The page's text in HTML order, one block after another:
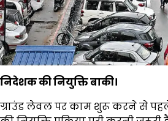
निदेशक की नियुक्ति बाकी।
ग्राउंड लेवल पर काम शुरू करने से पहले